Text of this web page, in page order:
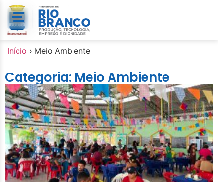
Início › Meio Ambiente
Categoria: Meio Ambiente